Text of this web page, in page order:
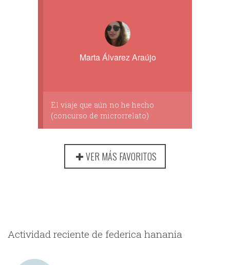
Marta Álvarez Araújo
El viaje que aún no he hecho
(concurso de microrrelato)
VER MÁS FAVORITOS
Actividad reciente de federica hanania